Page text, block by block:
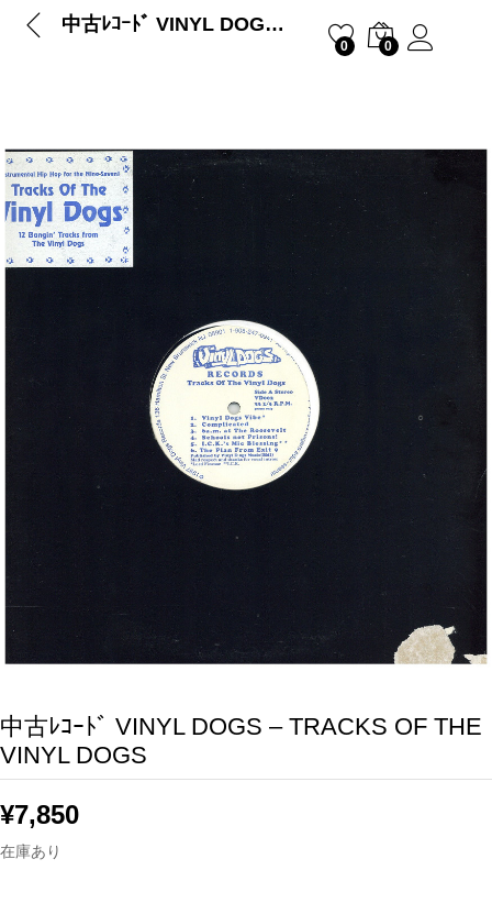
中古ﾚｺｰﾄﾞ VINYL DOGS – TRACKS OF THE VINYL DOGS
0 0
中古ﾚｺｰﾄﾞ VINYL DOGS – TRACKS OF THE
VINYL DOGS
¥7,850
在庫あり